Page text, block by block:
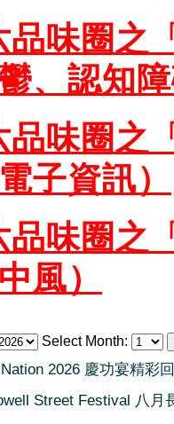
味圈之
、認知
味圈之
子資訊）
味圈之
風）
Select Month:
2026 慶功宴精彩
Street Festival 八月